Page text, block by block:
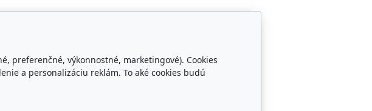
preferenčné, výkonnostné, marketingové). Cookies
a personalizáciu reklám. To aké cookies budú